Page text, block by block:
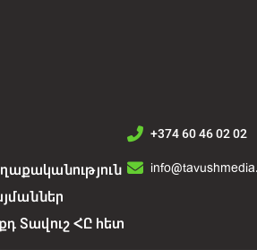
Տավուշ ՀԸ հետ
+374 60 46 02 02